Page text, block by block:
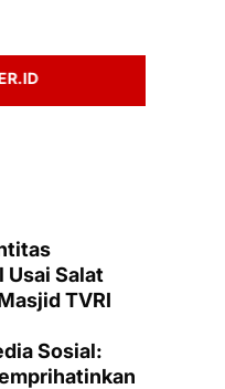
Usai Salat
TVRI
Sosial: